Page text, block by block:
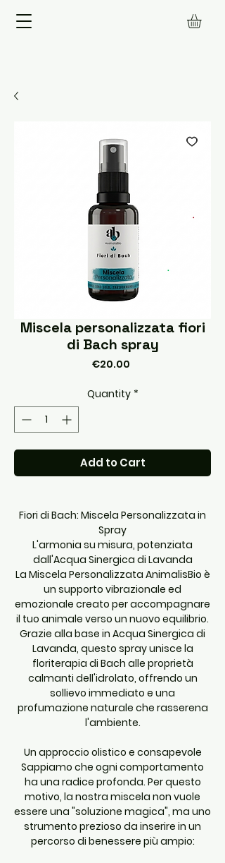
Miscela personalizzata fiori
di Bach spray
€20.00Price
Quantity *
Add to Cart
Fiori di Bach: Miscela Personalizzata in
Spray
L'armonia su misura, potenziata
dall'Acqua Sinergica di Lavanda
La Miscela Personalizzata AnimalisBio è
un supporto vibrazionale ed
emozionale creato per accompagnare
il tuo animale verso un nuovo equilibrio.
Grazie alla base in Acqua Sinergica di
Lavanda, questo spray unisce la
floriterapia di Bach alle proprietà
calmanti dell'idrolato, offrendo un
sollievo immediato e una
profumazione naturale che rasserena
l'ambiente.
Un approccio olistico e consapevole
Sappiamo che ogni comportamento
ha una radice profonda. Per questo
motivo, la nostra miscela non vuole
essere una "soluzione magica", ma uno
strumento prezioso da inserire in un
percorso di benessere più ampio: